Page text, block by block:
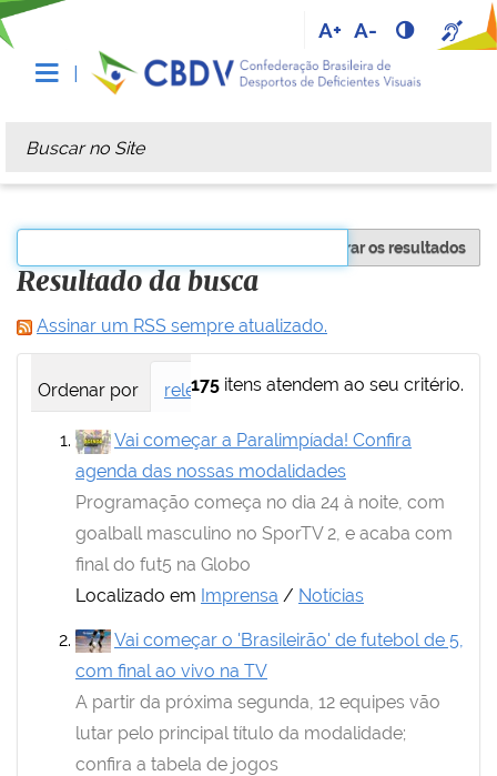
A+ A-
Busca
Busca Avançada…
Filtrar os resultados
Resultado da busca
Assinar um RSS sempre atualizado.
175 itens atendem ao seu critério.
Ordenar por relevância data (mais recente
Vai começar a Paralimpíada! Confira
agenda das nossas modalidades
Programação começa no dia 24 à noite, com
goalball masculino no SporTV 2, e acaba com
final do fut5 na Globo
Localizado em Imprensa / Notícias
Vai começar o 'Brasileirão' de futebol de 5,
com final ao vivo na TV
A partir da próxima segunda, 12 equipes vão
lutar pelo principal título da modalidade;
confira a tabela de jogos